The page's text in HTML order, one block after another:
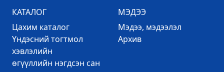
КАТАЛОГ
Цахим каталог
Үндэсний тогтмол
хэвлэлийн
өгүүллийн нэгдсэн сан
МЭДЭЭ
Mэдээ, мэдээлэл
Архив